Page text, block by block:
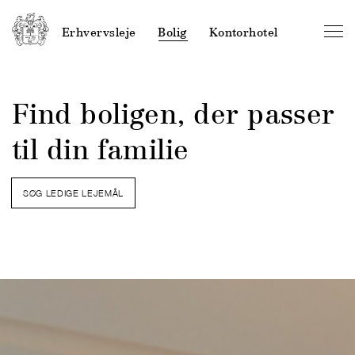
Find boligen, der passer
til din familie
SØG LEDIGE LEJEMÅL
Erhvervsleje Bolig Kontorhotel